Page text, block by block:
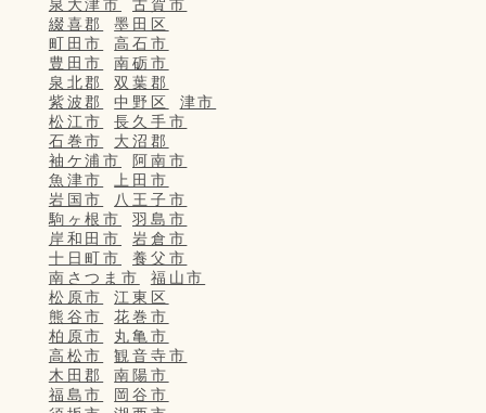
泉大津市
古賀市
綴喜郡
墨田区
町田市
高石市
豊田市
南砺市
泉北郡
双葉郡
紫波郡
中野区
津市
松江市
長久手市
石巻市
大沼郡
袖ケ浦市
阿南市
魚津市
上田市
岩国市
八王子市
駒ヶ根市
羽島市
岸和田市
岩倉市
十日町市
養父市
南さつま市
福山市
松原市
江東区
熊谷市
花巻市
柏原市
丸亀市
高松市
観音寺市
木田郡
南陽市
福島市
岡谷市